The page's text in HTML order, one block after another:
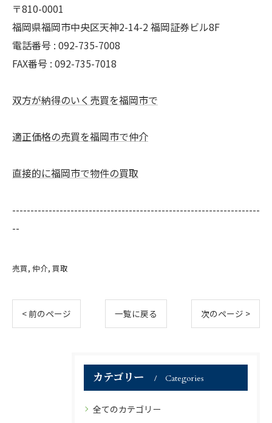
〒810-0001
福岡県福岡市中央区天神2-14-2 福岡証券ビル8F
電話番号 : 092-735-7008
FAX番号 : 092-735-7018
双方が納得のいく売買を福岡市で
適正価格の売買を福岡市で仲介
直接的に福岡市で物件の買取
--------------------------------------------------------------------
--
売買 仲介 買取
< 前のページ 一覧に戻る 次のページ >
カテゴリー Categories
全てのカテゴリー